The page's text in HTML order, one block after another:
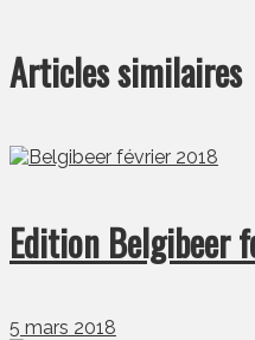
Articles similaires
Edition Belgibeer
5 mars 2018